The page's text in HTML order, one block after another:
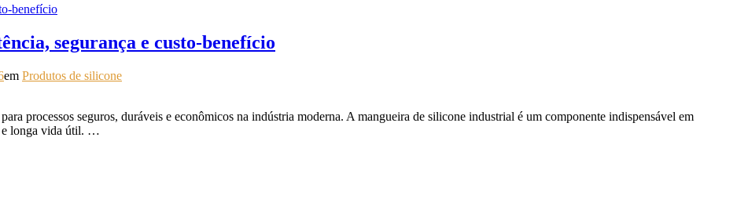
segurança e custo-benefício
em Produtos de silicone
processos seguros, duráveis e econômicos na indústria moderna. A mangueira de silicone industrial é um componente indispensável em
e longa vida útil. …